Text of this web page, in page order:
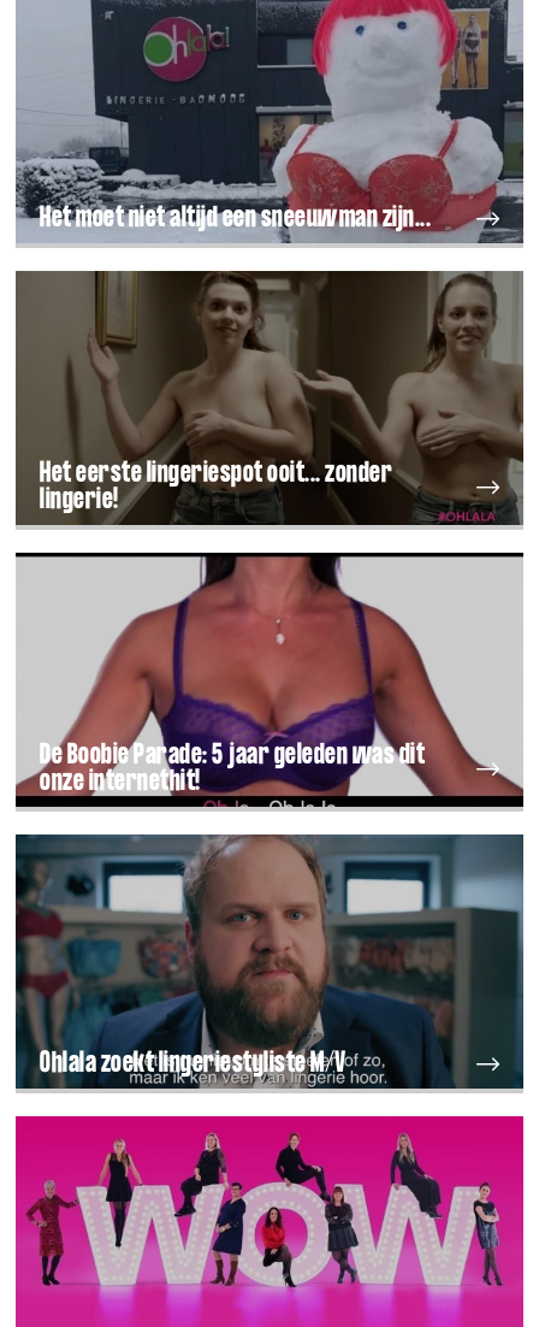
Het moet niet altijd een sneeuwman zijn...
Het eerste lingeriespot ooit... zonder
lingerie!
De Boobie Parade: 5 jaar geleden was dit
onze internethit!
Ohlala zoekt lingeriestyliste M/V